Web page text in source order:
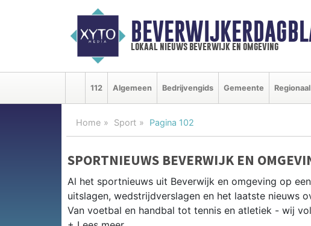
lokaal nieuws beverwijk en omgeving
112 Algemeen Bedrijvengids Gemeente Regionaal
Home Sport Pagina 102
SPORTNIEUWS BEVERWIJK EN
Al het sportnieuws uit Beverwijk en omgeving op
uitslagen, wedstrijdverslagen en het laatste nieuws
Van voetbal en handbal tot tennis en atletiek - wij